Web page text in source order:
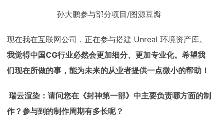
孙大鹏参与部分项目/图源豆瓣
现在我在互联网公司，正在参与搭建 Unreal 环境资产库。
我觉得中国CG行业必然会更加细分、更加专业化。希望我
们现在所做的事，能为未来的从业者提供一点微小的帮助！
瑞云渲染：请问您在《封神第一部》中主要负责哪方面的制
作？参与到的制作周期有多长呢？